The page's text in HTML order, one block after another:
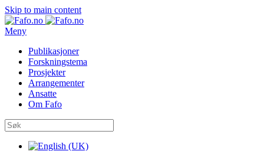
Skip to main content
Meny
Publikasjoner
Forskningstema
Prosjekter
Arrangementer
Ansatte
Om Fafo